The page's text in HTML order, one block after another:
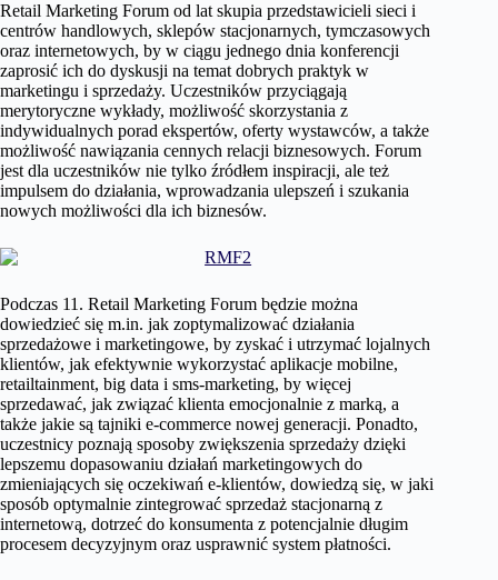
Retail Marketing Forum od lat skupia przedstawicieli sieci i
centrów handlowych, sklepów stacjonarnych, tymczasowych
oraz internetowych, by w ciągu jednego dnia konferencji
zaprosić ich do dyskusji na temat dobrych praktyk w
marketingu i sprzedaży. Uczestników przyciągają
merytoryczne wykłady, możliwość skorzystania z
indywidualnych porad ekspertów, oferty wystawców, a także
możliwość nawiązania cennych relacji biznesowych. Forum
jest dla uczestników nie tylko źródłem inspiracji, ale też
impulsem do działania, wprowadzania ulepszeń i szukania
nowych możliwości dla ich biznesów.
Podczas 11. Retail Marketing Forum będzie można
dowiedzieć się m.in. jak zoptymalizować działania
sprzedażowe i marketingowe, by zyskać i utrzymać lojalnych
klientów, jak efektywnie wykorzystać aplikacje mobilne,
retailtainment, big data i sms-marketing, by więcej
sprzedawać, jak związać klienta emocjonalnie z marką, a
także jakie są tajniki e-commerce nowej generacji. Ponadto,
uczestnicy poznają sposoby zwiększenia sprzedaży dzięki
lepszemu dopasowaniu działań marketingowych do
zmieniających się oczekiwań e-klientów, dowiedzą się, w jaki
sposób optymalnie zintegrować sprzedaż stacjonarną z
internetową, dotrzeć do konsumenta z potencjalnie długim
procesem decyzyjnym oraz usprawnić system płatności.